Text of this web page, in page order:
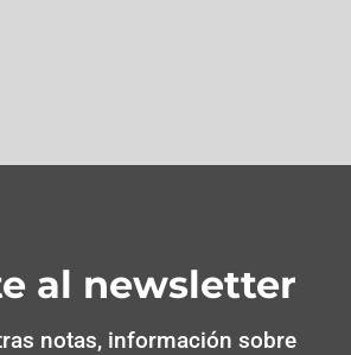
al newsletter
notas, información sobre